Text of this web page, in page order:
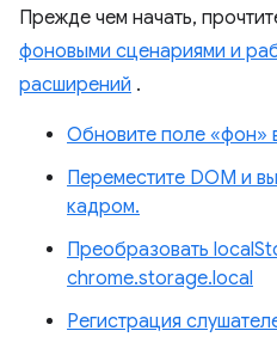
Прежде чем начать,
фоновыми сценариями и
расширений .
Обновите поле «фон»
Переместите DOM и
кадром.
Преобразовать
chrome.storage.local
Регистрация